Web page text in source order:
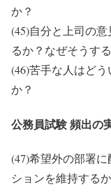
か？
(45)自分と上司の
るか？なぜそうす
(46)苦手な人はど
か？
公務員試験 頻出の
(47)希望外の部署
ションを維持する